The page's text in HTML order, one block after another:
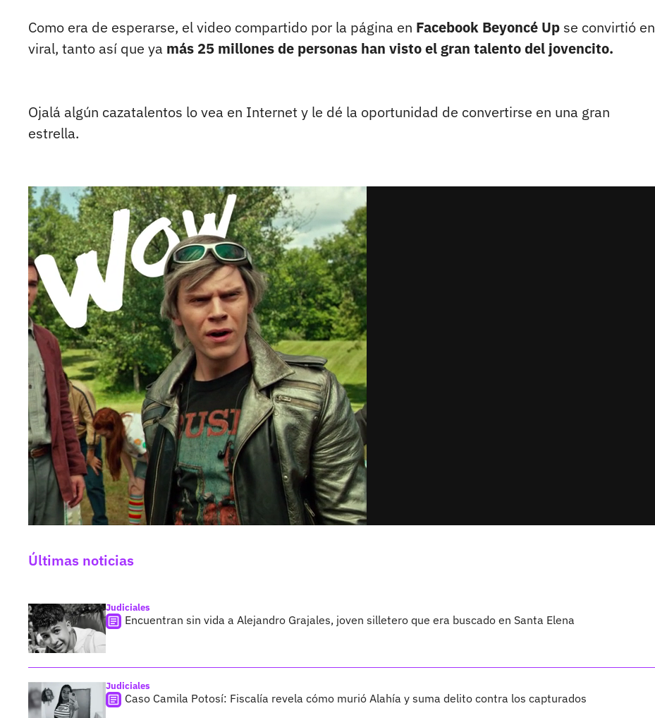
Como era de esperarse, el video compartido por la página en Facebook Beyoncé Up se convirtió en
viral, tanto así que ya más 25 millones de personas han visto el gran talento del jovencito.
Ojalá algún cazatalentos lo vea en Internet y le dé la oportunidad de convertirse en una gran
estrella.
Últimas noticias
Judiciales
Encuentran sin vida a Alejandro Grajales, joven silletero que era buscado en Santa Elena
Judiciales
Caso Camila Potosí: Fiscalía revela cómo murió Alahía y suma delito contra los capturados